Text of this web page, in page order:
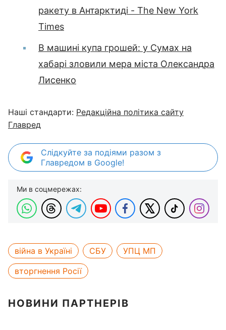
ракету в Антарктиді - The New York
Times
В машині купа грошей: у Сумах на
хабарі зловили мера міста Олександра
Лисенко
Наші стандарти: Редакційна політика сайту
Главред
Слідкуйте за подіями разом з
Главредом в Google!
Ми в соцмережах:
війна в Україні СБУ
УПЦ МП
вторгнення Росії
НОВИНИ ПАРТНЕРІВ